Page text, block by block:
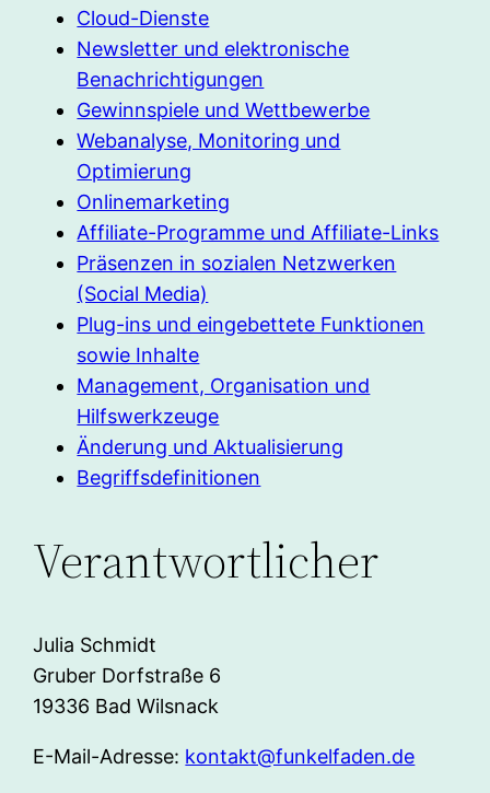
Cloud-Dienste
Newsletter und elektronische
Benachrichtigungen
Gewinnspiele und Wettbewerbe
Webanalyse, Monitoring und
Optimierung
Onlinemarketing
Affiliate-Programme und Affiliate-Links
Präsenzen in sozialen Netzwerken
(Social Media)
Plug-ins und eingebettete Funktionen
sowie Inhalte
Management, Organisation und
Hilfswerkzeuge
Änderung und Aktualisierung
Begriffsdefinitionen
Verantwortlicher
Julia Schmidt
Gruber Dorfstraße 6
19336 Bad Wilsnack
E-Mail-Adresse: kontakt@funkelfaden.de